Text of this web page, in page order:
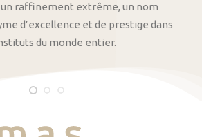
raffinement extrême, un nom
d’excellence et de prestige dans
du monde entier.